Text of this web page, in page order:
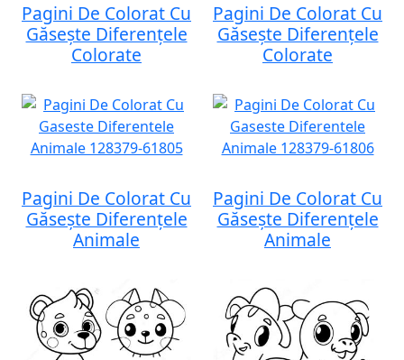
Pagini De Colorat Cu
Găsește Diferențele
Colorate
Pagini De Colorat Cu
Găsește Diferențele
Colorate
Pagini De Colorat Cu
Găsește Diferențele
Animale
Pagini De Colorat Cu
Găsește Diferențele
Animale